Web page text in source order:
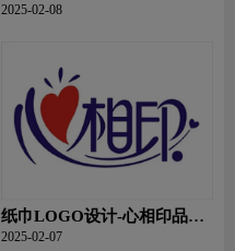
logo设计
2025-02-08
纸巾LOGO设计-心相印品牌
logo设计
2025-02-07